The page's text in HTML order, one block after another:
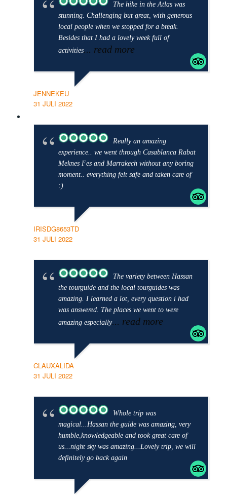
The hike in the Atlas was
stunning. Challenging but great, with generous
local people when we stopped for a break.
Besides that I had a lovely week full of
activities... read more
JENNEKEU
31 JULI 2022
Really an amazing
experience.. we went through Casablanca Rabat
Meknes Fes and Marrakech without any boring
moment.. everything felt safe and taken care of
:)
IRISDG8653TD
31 JULI 2022
The variety between Hassan
the tourguide and the local tourguides was
amazing. I learned a lot, every question i had
was answered. The places we went to were
amazing especially... read more
CLAUXALIDA
31 JULI 2022
Whole trip was
magical...Hassan the guide was amazing, very
humble,knowledgeable and took great care of
us...night sky was amazing...Lovely trip, we will
definitely go back again